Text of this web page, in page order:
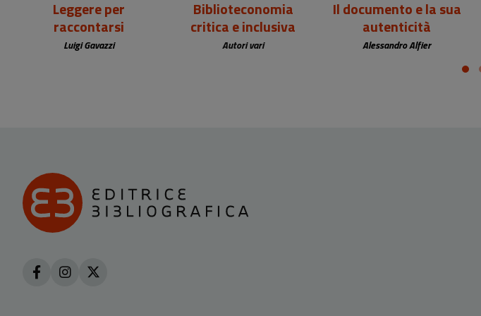
Leggere per
raccontarsi
Luigi Gavazzi
Biblioteconomia
critica e inclusiva
Autori vari
Il documento e la sua
autenticità
Alessandro Alfier